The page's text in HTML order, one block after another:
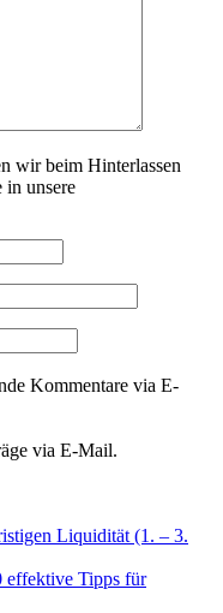
wir beim Hinterlassen
in unsere
Kommentare via E-
via E-Mail.
Liquidität (1. – 3.
effektive Tipps für